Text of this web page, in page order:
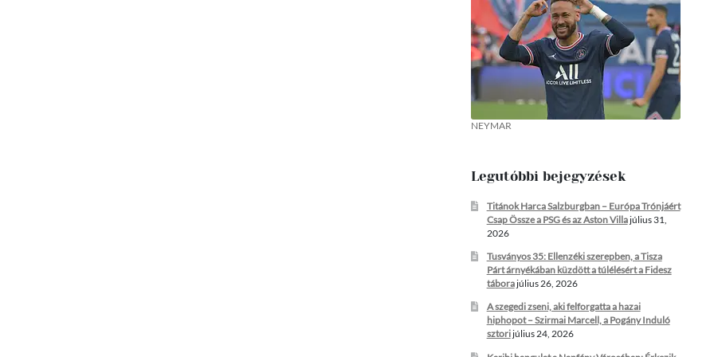
NEYMAR
Legutóbbi bejegyzések
Titánok Harca Salzburgban – Európa Trónjáért
Csap Össze a PSG és az Aston Villajúlius 31,
2026
Tusványos 35: Ellenzéki szerepben, a Tisza
Párt árnyékában küzdött a túlélésért a Fidesz
táborajúlius 26, 2026
A szegedi zseni, aki felforgatta a hazai
hiphopot – Szirmai Marcell, a Pogány Induló
sztorijúlius 24, 2026